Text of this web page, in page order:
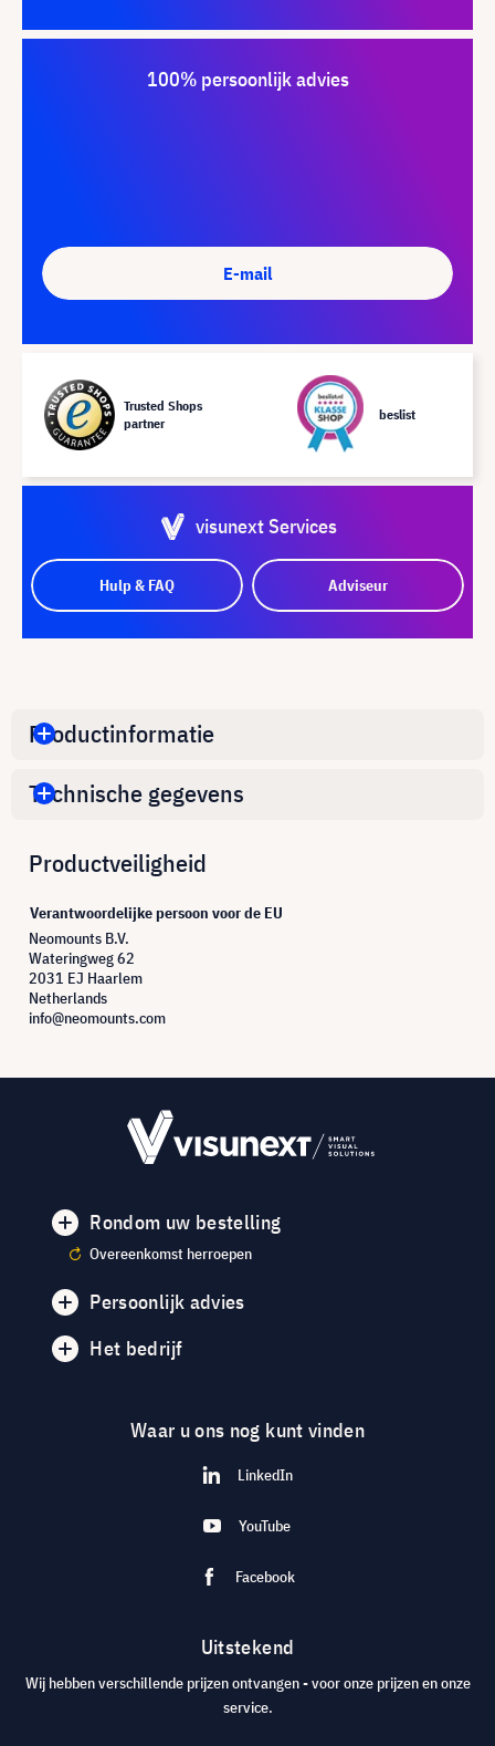
100% persoonlijk advies
E-mail
Trusted Shops
partner
beslist
visunext Services
Hulp & FAQ Adviseur
Productinformatie
Technische gegevens
Productveiligheid
Verantwoordelijke persoon voor de EU
Neomounts B.V.
Wateringweg 62
2031 EJ Haarlem
Netherlands
info@neomounts.com
Rondom uw bestelling
Overeenkomst herroepen
Persoonlijk advies
Het bedrijf
Waar u ons nog kunt vinden
LinkedIn
YouTube
Facebook
Uitstekend
Wij hebben verschillende prijzen ontvangen - voor onze prijzen en onze
service.